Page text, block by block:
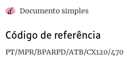
Documento simples
Código de referência
PT/MPR/BPARPD/ATB/CX120/470